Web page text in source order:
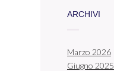
ARCHIVI
Marzo 2026
Giugno 2025